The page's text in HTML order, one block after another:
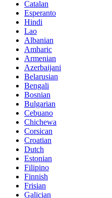
Catalan
Esperanto
Hindi
Lao
Albanian
Amharic
Armenian
Azerbaijani
Belarusian
Bengali
Bosnian
Bulgarian
Cebuano
Chichewa
Corsican
Croatian
Dutch
Estonian
Filipino
Finnish
Frisian
Galician